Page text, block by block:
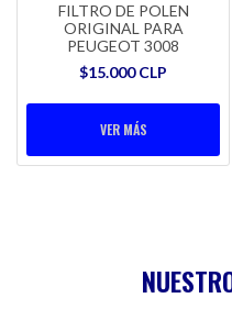
FILTRO DE POLEN
ORIGINAL PARA
PEUGEOT 3008
$15.000 CLP
VER MÁS